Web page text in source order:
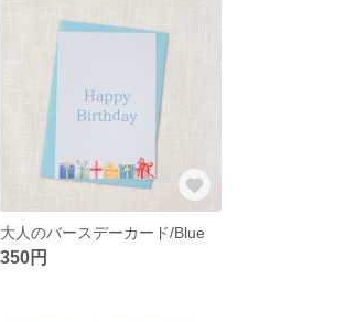
大人のバースデーカード/Blue
350円